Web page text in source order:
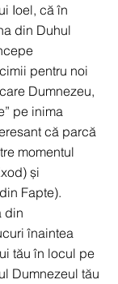
Ioel, că în
din Duhul
pentru noi
Dumnezeu,
pe inima
că parcă
momentul
și
Fapte).
din
înaintea
tău în locul pe
Dumnezeul tău